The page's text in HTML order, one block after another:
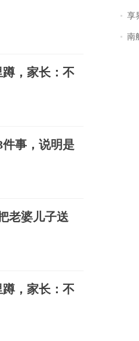
蹲，家长：不
事，说明是
老婆儿子送
蹲，家长：不
享
南航一航